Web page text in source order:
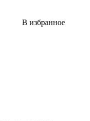
В избранное